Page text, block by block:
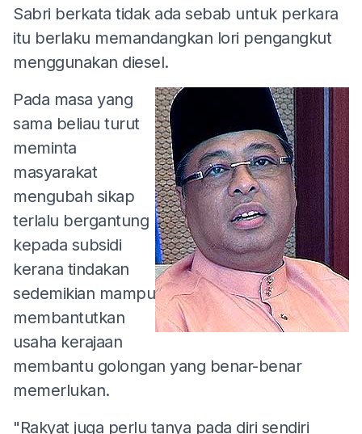
Sabri berkata tidak ada sebab untuk perkara
itu berlaku memandangkan lori pengangkut
menggunakan diesel.
Pada masa yang
sama beliau turut
meminta
masyarakat
mengubah sikap
terlalu bergantung
kepada subsidi
kerana tindakan
sedemikian mampu
membantutkan
usaha kerajaan
membantu golongan yang benar-benar
memerlukan.
"Rakyat juga perlu tanya pada diri sendiri